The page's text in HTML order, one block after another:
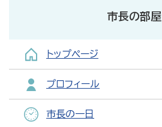
市長の部屋
トップページ
プロフィール
市長の一日